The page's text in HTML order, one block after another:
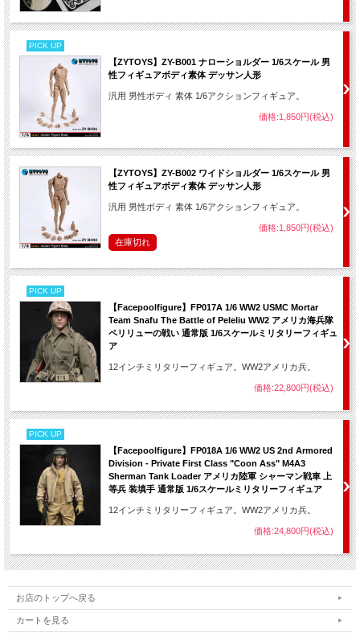
PICK UP
【ZYTOYS】ZY-B001 ナローショルダー 1/6スケール 男
性フィギュアボディ素体 デッサン人形
汎用 男性ボディ 素体 1/6アクションフィギュア。
価格:1,850円(税込)
【ZYTOYS】ZY-B002 ワイドショルダー 1/6スケール 男
性フィギュアボディ素体 デッサン人形
汎用 男性ボディ 素体 1/6アクションフィギュア。
価格:1,850円(税込)
在庫切れ
PICK UP
【Facepoolfigure】FP017A 1/6 WW2 USMC Mortar
Team Snafu The Battle of Peleliu WW2 アメリカ海兵隊
ペリリューの戦い 通常版 1/6スケールミリタリーフィギュ
ア
12インチミリタリーフィギュア。WW2アメリカ兵。
価格:22,800円(税込)
PICK UP
【Facepoolfigure】FP018A 1/6 WW2 US 2nd Armored
Division - Private First Class "Coon Ass" M4A3
Sherman Tank Loader アメリカ陸軍 シャーマン戦車 上
等兵 装填手 通常版 1/6スケールミリタリーフィギュア
12インチミリタリーフィギュア。WW2アメリカ兵。
価格:24,800円(税込)
お店のトップへ戻る
カートを見る